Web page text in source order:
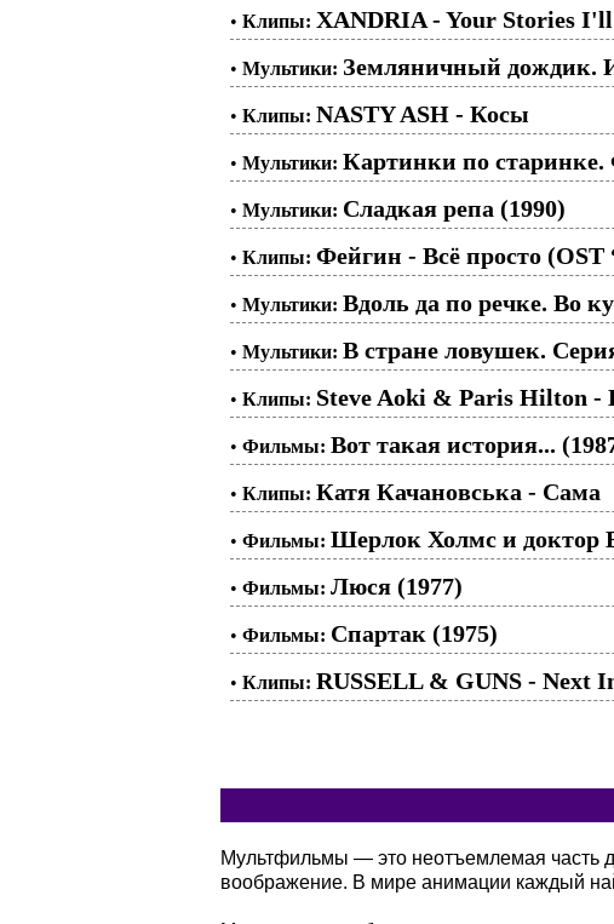
• Клипы: XANDRIA - Your Stories
• Мультики: Земляничный дождик.
• Клипы: NASTY ASH - Косы
• Мультики: Картинки по
• Мультики: Сладкая репа (1990)
• Клипы: Фейгин - Всё просто (OST
• Мультики: Вдоль да по речке. Во
• Мультики: В стране ловушек.
• Клипы: Steve Aoki & Paris Hilton -
• Фильмы: Вот такая история...
• Клипы: Катя Качановська - Сама
• Фильмы: Шерлок Холмс и доктор
• Фильмы: Люся (1977)
• Фильмы: Спартак (1975)
• Клипы: RUSSELL & GUNS - Next
Мультфильмы — это неотъемлемая часть
воображение. В мире анимации каждый